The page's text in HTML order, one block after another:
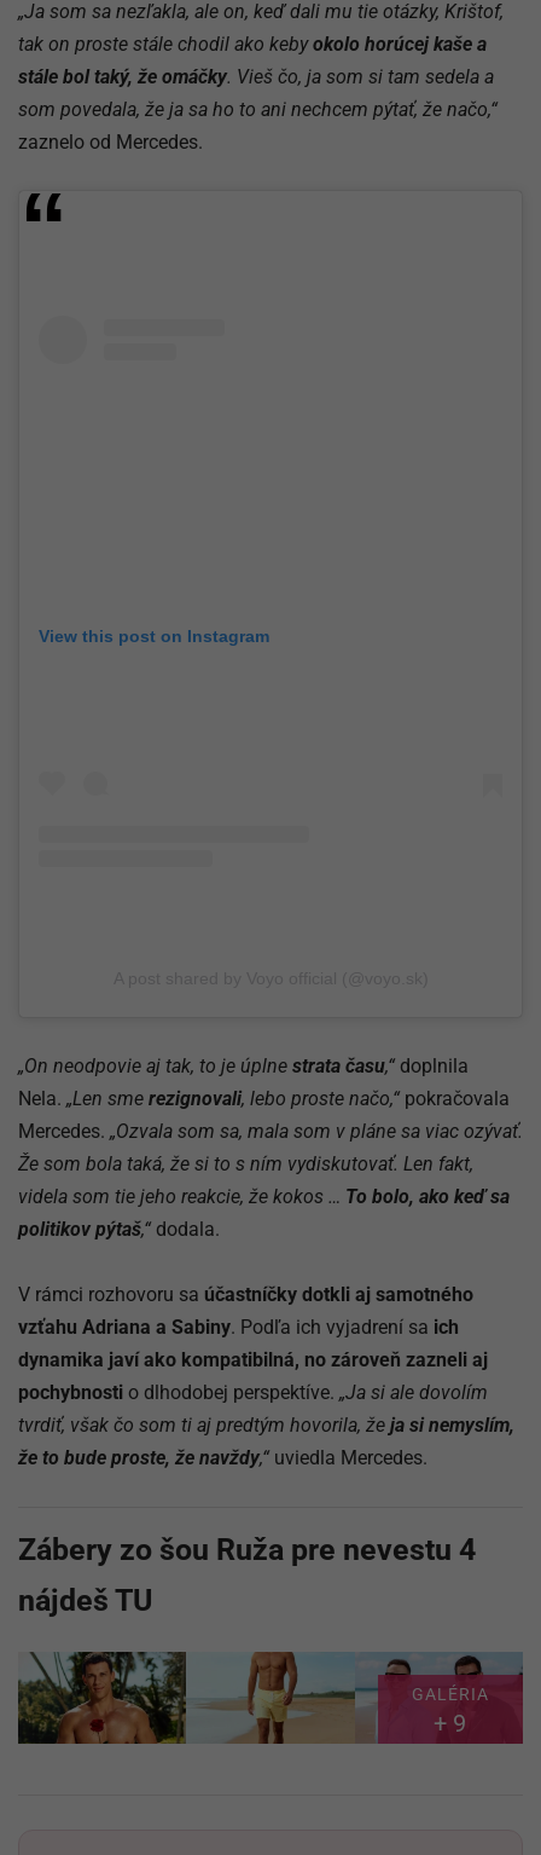
„Ja som sa nezľakla, ale on, keď dali mu tie otázky, Krištof,
tak on proste stále chodil ako kebyokolo horúcej kaše a
stále bol taký, že omáčky. Vieš čo, ja som si tam sedela a
som povedala, že ja sa ho to ani nechcem pýtať, že načo,“
zaznelo od Mercedes.
View this post on Instagram
„On neodpovie aj tak, to je úplne strata času,“ doplnila
Nela. „Len sme rezignovali, lebo proste načo,“ pokračovala
Mercedes. „Ozvala som sa, mala som v pláne sa viac ozývať.
Že som bola taká, že si to s ním vydiskutovať. Len fakt,
videla som tie jeho reakcie, že kokos … To bolo, ako keď sa
politikov pýtaš,“ dodala.
V rámci rozhovoru sa účastníčky dotkli aj samotného
vzťahu Adriana a Sabiny. Podľa ich vyjadrení sa ich
dynamika javí ako kompatibilná, no zároveň zazneli aj
pochybnosti o dlhodobej perspektíve. „Ja si ale dovolím
tvrdiť, však čo som ti aj predtým hovorila, že ja si nemyslím,
že to bude proste, že navždy,“ uviedla Mercedes.
Zábery zo šou Ruža pre nevestu 4
nájdeš TU
GALÉRIA
+ 9